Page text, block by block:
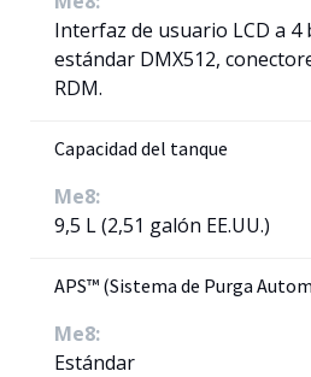
Interfaz de usuario LCD a 4
estándar DMX512,
RDM.
Capacidad del tanque
Me8:
9,5 L (2,51 galón EE.UU.)
APS™ (Sistema de Purga
Me8:
Estándar